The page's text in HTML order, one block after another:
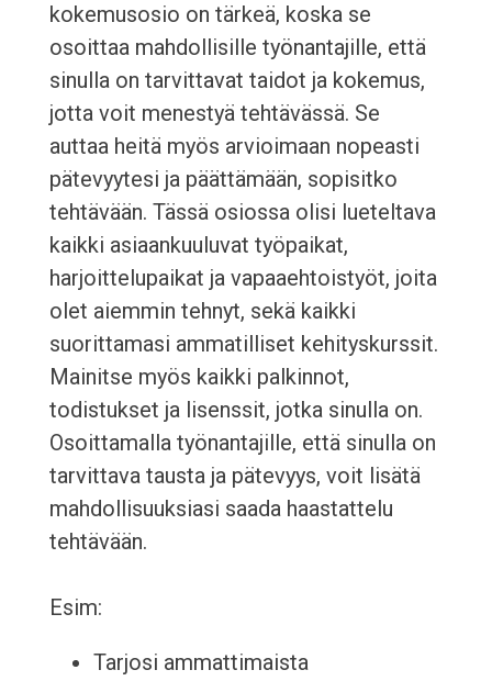
kokemusosio on tärkeä, koska se
osoittaa mahdollisille työnantajille, että
sinulla on tarvittavat taidot ja kokemus,
jotta voit menestyä tehtävässä. Se
auttaa heitä myös arvioimaan nopeasti
pätevyytesi ja päättämään, sopisitko
tehtävään. Tässä osiossa olisi lueteltava
kaikki asiaankuuluvat työpaikat,
harjoittelupaikat ja vapaaehtoistyöt, joita
olet aiemmin tehnyt, sekä kaikki
suorittamasi ammatilliset kehityskurssit.
Mainitse myös kaikki palkinnot,
todistukset ja lisenssit, jotka sinulla on.
Osoittamalla työnantajille, että sinulla on
tarvittava tausta ja pätevyys, voit lisätä
mahdollisuuksiasi saada haastattelu
tehtävään.
Esim:
Tarjosi ammattimaista